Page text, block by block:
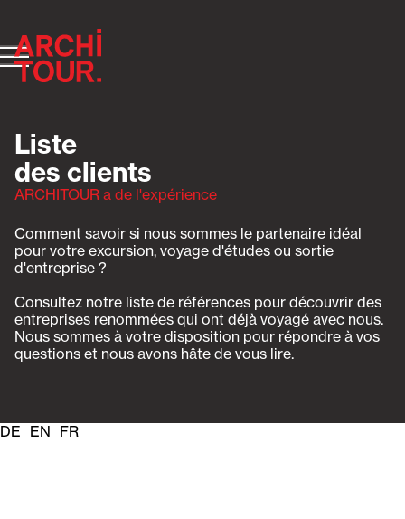
Liste
des clients
ARCHITOUR a de l'expérience
Comment savoir si nous sommes le partenaire idéal
pour votre excursion, voyage d'études ou sortie
d'entreprise ?
Consultez notre liste de références pour découvrir des
entreprises renommées qui ont déjà voyagé avec nous.
Nous sommes à votre disposition pour répondre à vos
questions et nous avons hâte de vous lire.
DE EN FR